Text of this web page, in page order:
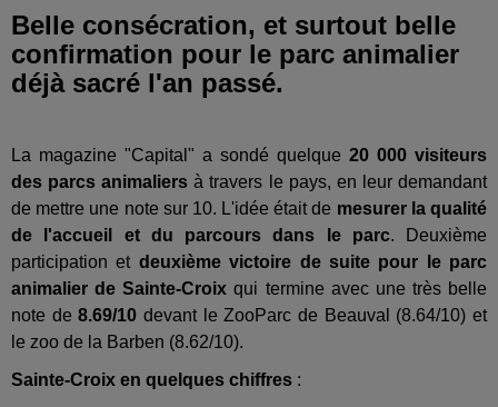
Belle consécration, et surtout belle
confirmation pour le parc animalier
déjà sacré l'an passé.
La magazine "Capital" a sondé quelque 20 000 visiteurs
des parcs animaliers à travers le pays, en leur demandant
de mettre une note sur 10. L'idée était de mesurer la qualité
de l'accueil et du parcours dans le parc. Deuxième
participation et deuxième victoire de suite pour le parc
animalier de Sainte-Croix qui termine avec une très belle
note de8.69/10 devant le ZooParc de Beauval (8.64/10) et
le zoo de la Barben (8.62/10).
Sainte-Croix en quelques chiffres :